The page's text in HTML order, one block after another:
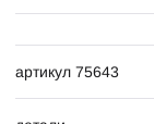
артикул 75643